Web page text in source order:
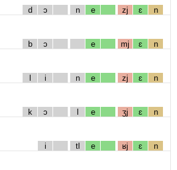
d ɔ n e zj ɛ n
b ɔ e mj ɛ n
l i n e zj ɛ n
k ɔ l e ʒj ɛ n
i tl e ʁj ɛ n